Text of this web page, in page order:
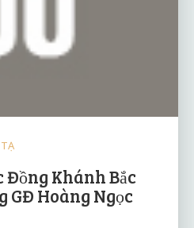
Đồng Khánh Bắc
GĐ Hoàng Ngọc